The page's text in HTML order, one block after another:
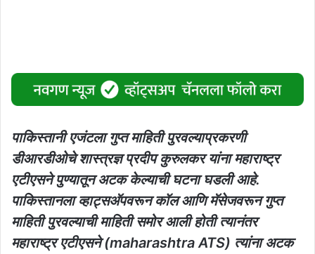
पाकिस्तानी एजंटला गुप्त माहिती पुरवल्याप्रकरणी
डीआरडीओचे शास्त्रज्ञ प्रदीप कुरुलकर यांना महाराष्ट्र
एटीएसने पुण्यातून अटक केल्याची घटना घडली आहे.
पाकिस्तानला व्हाट्सअ‍ॅपवरून कॉल आणि मॅसेजवरून गुप्त
माहिती पुरवल्याची माहिती समोर आली होती त्यानंतर
महाराष्ट्र एटीएसने (maharashtra ATS) त्यांना अटक